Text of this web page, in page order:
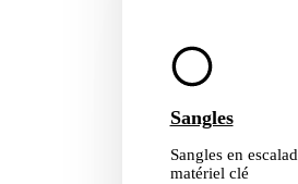
Sangles
Sangles en
matériel clé